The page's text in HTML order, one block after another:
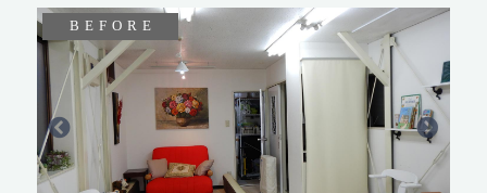
BEFORE